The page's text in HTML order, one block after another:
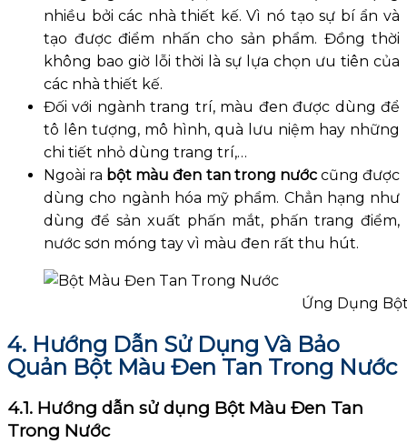
nhiều bởi các nhà thiết kế. Vì nó tạo sự bí ẩn và
tạo được điểm nhấn cho sản phẩm. Đồng thời
không bao giờ lỗi thời là sự lựa chọn ưu tiên của
các nhà thiết kế.
Đối với ngành trang trí, màu đen được dùng để
tô lên tượng, mô hình, quà lưu niệm hay những
chi tiết nhỏ dùng trang trí,…
Ngoài ra bột màu đen tan trong nướccũng được
dùng cho ngành hóa mỹ phẩm. Chẳn hạng như
dùng để sản xuất phấn mắt, phấn trang điểm,
nước sơn móng tay vì màu đen rất thu hút.
Ứng Dụng
4. Hướng Dẫn Sử Dụng Và Bảo
Quản Bột Màu Đen Tan Trong Nước
4.1. Hướng dẫn sử dụng Bột Màu Đen Tan
Trong Nước